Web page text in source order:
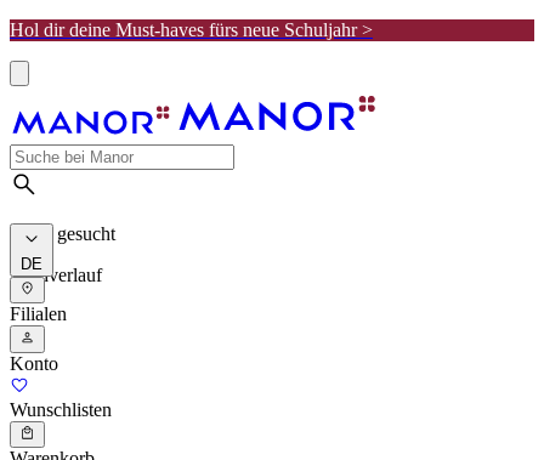
Hol dir deine Must-haves fürs neue Schuljahr >
Meist gesucht
Suchverlauf
DE
Filialen
Konto
Wunschlisten